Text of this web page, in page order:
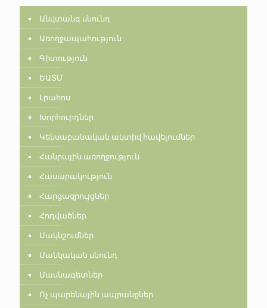
Անվտանգ սնունդ
Առողջապահություն
Գիտություն
ԵԱՏՄ
Լրահոս
Խորհուրդներ
Կենսաբանական ակտիվ հավելումներ
Հանրային առողջություն
Հասարակություն
Հարցազրույցներ
Հոդվածներ
Մակնշումներ
Մանկական սնունդ
Մասնագետներ
Ոչ պարենային ապրանքներ